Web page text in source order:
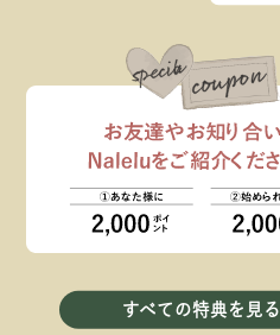
すべての特典を見る